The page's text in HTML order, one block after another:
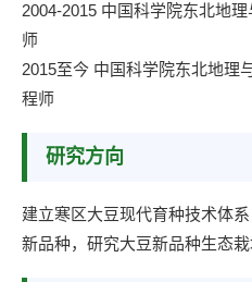
2004-2015 中国科学院东北地
师
2015至今 中国科学院东北地理
程师
研究方向
建立寒区大豆现代育种技术体
新品种，研究大豆新品种生态